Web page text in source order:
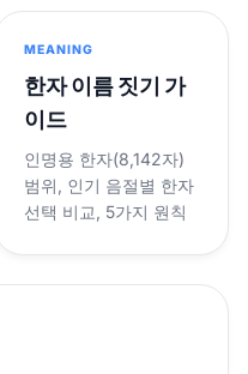
MEANING
한자 이름 짓기 가
이드
인명용 한자(8,142자)
범위, 인기 음절별 한자
선택 비교, 5가지 원칙